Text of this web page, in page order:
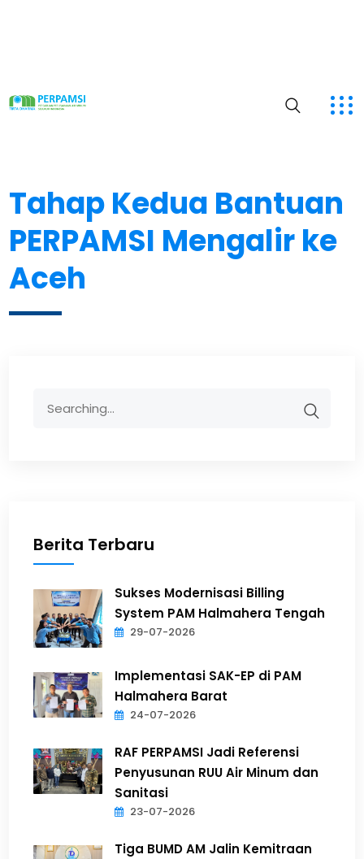
Tahap Kedua Bantuan
PERPAMSI Mengalir ke
Aceh
Berita Terbaru
Sukses Modernisasi Billing
System PAM Halmahera Tengah
29-07-2026
Implementasi SAK-EP di PAM
Halmahera Barat
24-07-2026
RAF PERPAMSI Jadi Referensi
Penyusunan RUU Air Minum dan
Sanitasi
23-07-2026
Tiga BUMD AM Jalin Kemitraan